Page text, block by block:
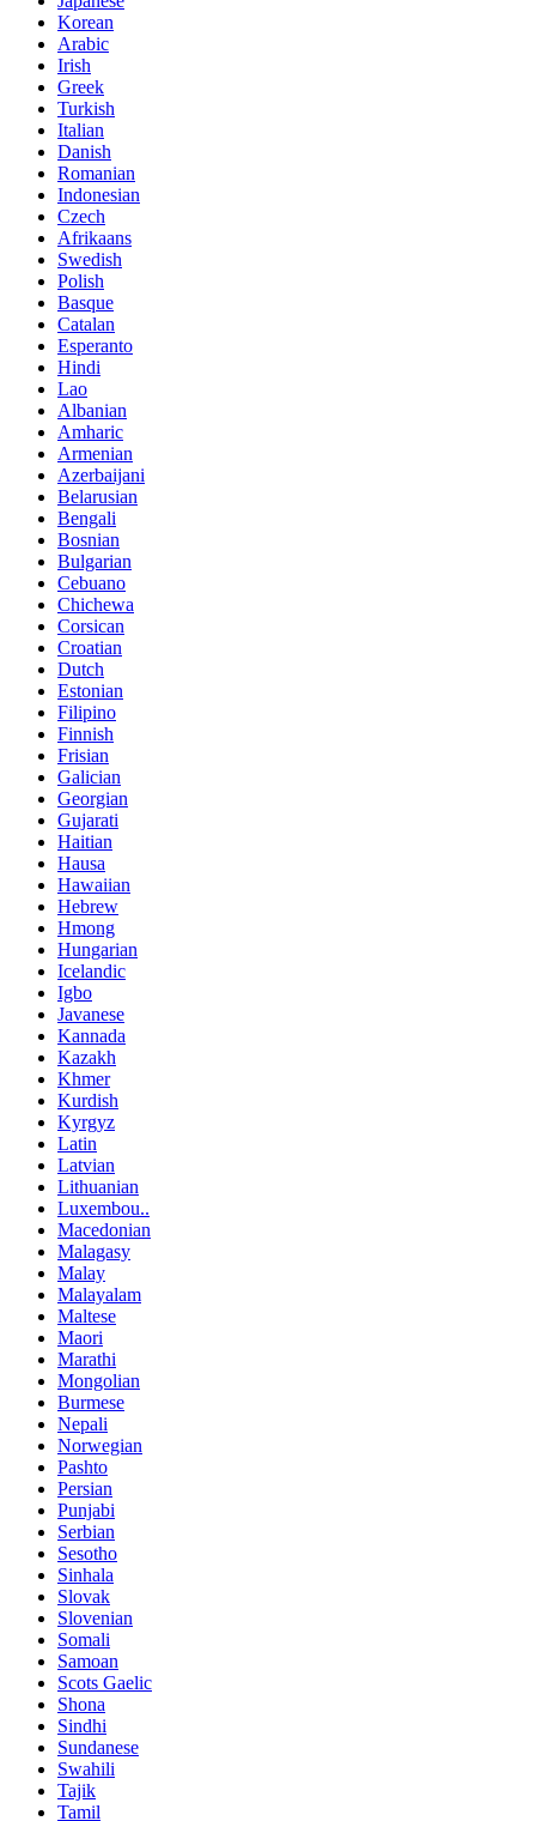
Korean
Arabic
Irish
Greek
Turkish
Italian
Danish
Romanian
Indonesian
Czech
Afrikaans
Swedish
Polish
Basque
Catalan
Esperanto
Hindi
Lao
Albanian
Amharic
Armenian
Azerbaijani
Belarusian
Bengali
Bosnian
Bulgarian
Cebuano
Chichewa
Corsican
Croatian
Dutch
Estonian
Filipino
Finnish
Frisian
Galician
Georgian
Gujarati
Haitian
Hausa
Hawaiian
Hebrew
Hmong
Hungarian
Icelandic
Igbo
Javanese
Kannada
Kazakh
Khmer
Kurdish
Kyrgyz
Latin
Latvian
Lithuanian
Luxembou..
Macedonian
Malagasy
Malay
Malayalam
Maltese
Maori
Marathi
Mongolian
Burmese
Nepali
Norwegian
Pashto
Persian
Punjabi
Serbian
Sesotho
Sinhala
Slovak
Slovenian
Somali
Samoan
Scots Gaelic
Shona
Sindhi
Sundanese
Swahili
Tajik
Tamil